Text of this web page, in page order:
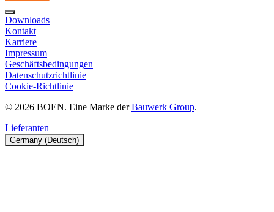
Downloads
Kontakt
Karriere
Impressum
Geschäftsbedingungen
Datenschutzrichtlinie
Cookie-Richtlinie
© 2026 BOEN. Eine Marke derBauwerk Group.
Lieferanten
Germany (Deutsch)